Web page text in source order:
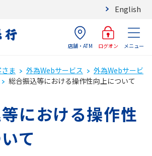
English
店舗・ATM ログオン メニュー
ま 外為Webサービス
外為Webサービ
総合振込等における操作性向上について
における操作性
て